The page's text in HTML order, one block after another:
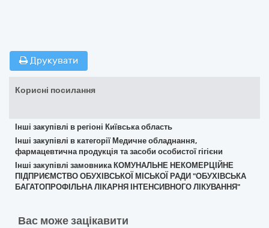
Друкувати
Корисні посилання
Інші закупівлі в регіоні Київська область
Інші закупівлі в категорії Медичне обладнання,
фармацевтична продукція та засоби особистої гігієни
Інші закупівлі замовника КОМУНАЛЬНЕ НЕКОМЕРЦІЙНЕ
ПІДПРИЄМСТВО ОБУХІВСЬКОЇ МІСЬКОЇ РАДИ "ОБУХІВСЬКА
БАГАТОПРОФІЛЬНА ЛІКАРНЯ ІНТЕНСИВНОГО ЛІКУВАННЯ"
Вас може зацікавити